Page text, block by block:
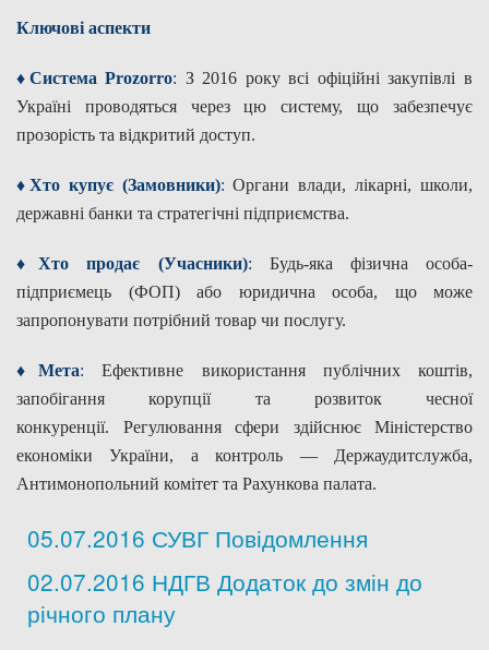
Ключові аспекти
♦Система Prozorro: З 2016 року всі офіційні закупівлі в
Україні проводяться через цю систему, що забезпечує
прозорість та відкритий доступ.
♦Хто купує (Замовники): Органи влади, лікарні, школи,
державні банки та стратегічні підприємства.
♦Хто продає (Учасники): Будь-яка фізична особа-
підприємець (ФОП) або юридична особа, що може
запропонувати потрібний товар чи послугу.
♦Мета:Ефективне використання публічних коштів,
запобігання корупції та розвиток чесної
конкуренції.
Регулювання сфери здійснює Міністерство
економіки України, а контроль — Держаудитслужба,
Антимонопольний комітет та Рахункова палата.
05.07.2016 СУВГ Повідомлення
02.07.2016 НДГВ Додаток до змін до
річного плану